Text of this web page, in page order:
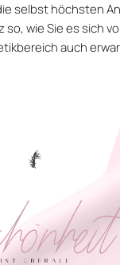
selbst höchsten
so, wie Sie es sich
auch